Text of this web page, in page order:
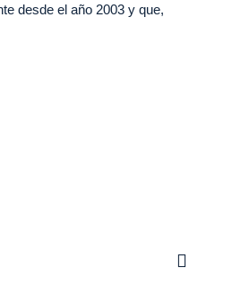
desde el año 2003 y que,